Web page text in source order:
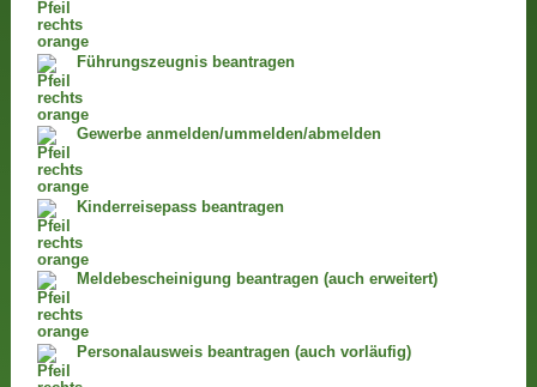
Führungszeugnis beantragen
Gewerbe anmelden/ummelden/abmelden
Kinderreisepass beantragen
Meldebescheinigung beantragen (auch erweitert)
Personalausweis beantragen (auch vorläufig)